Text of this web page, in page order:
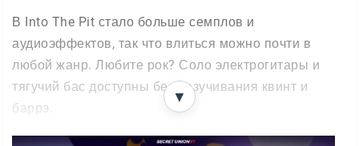
В Into The Pit стало больше семплов и
аудиоэффектов, так что влиться можно почти в
любой жанр. Любите рок? Соло электрогитары и
тягучий бас доступны без разучивания квинт и
баррэ.
Здесь легко собирать дикие биты — даже эпичнее,
▼